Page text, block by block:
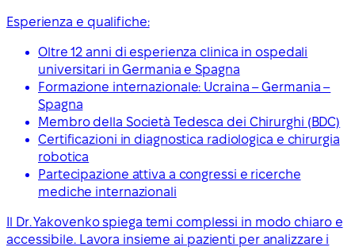
Esperienza e qualifiche:
Oltre 12 anni di esperienza clinica in ospedali
universitari in Germania e Spagna
Formazione internazionale: Ucraina – Germania –
Spagna
Membro della Società Tedesca dei Chirurghi (BDC)
Certificazioni in diagnostica radiologica e chirurgia
robotica
Partecipazione attiva a congressi e ricerche
mediche internazionali
Il Dr. Yakovenko spiega temi complessi in modo chiaro e
accessibile. Lavora insieme ai pazienti per analizzare i